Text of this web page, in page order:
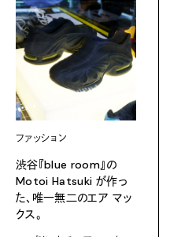
ファッション
渋⾕『blue room』の
Motoi Hatsuki が作っ
た、唯⼀無⼆のエア マッ
クス。